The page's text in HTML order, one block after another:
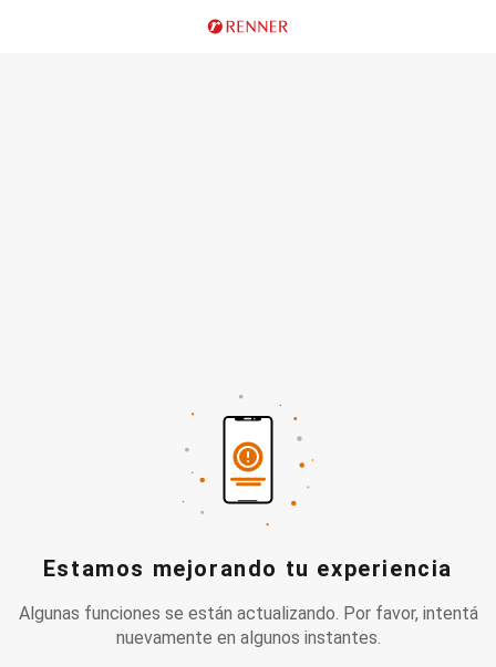
Estamos mejorando tu experiencia
Algunas funciones se están actualizando. Por favor, intentá
nuevamente en algunos instantes.